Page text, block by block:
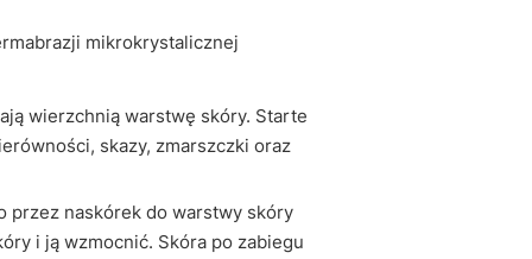
mikrokrystalicznej
wierzchnią warstwę skóry. Starte
skazy, zmarszczki oraz
przez naskórek do warstwy skóry
i ją wzmocnić. Skóra po zabiegu